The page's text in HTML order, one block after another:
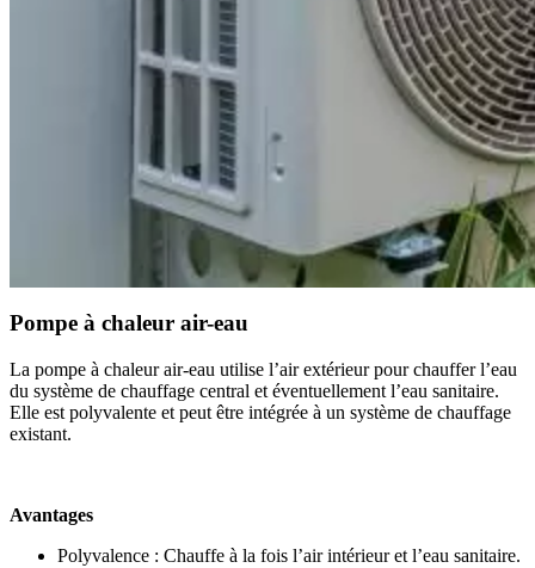
Pompe à chaleur air-eau
La pompe à chaleur air-eau utilise l’air extérieur pour chauffer l’eau
du système de chauffage central et éventuellement l’eau sanitaire.
Elle est polyvalente et peut être intégrée à un système de chauffage
existant.
Avantages
Polyvalence : Chauffe à la fois l’air intérieur et l’eau sanitaire.